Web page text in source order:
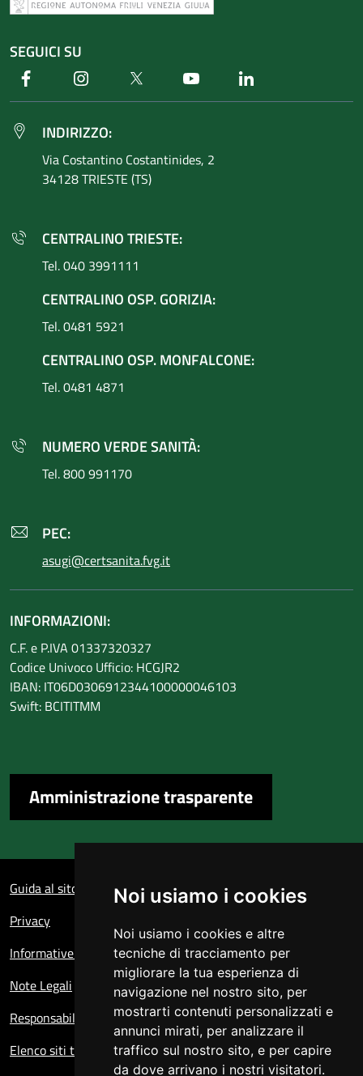
Noi usiamo i cookies
Noi usiamo i cookies e altre
tecniche di tracciamento per
migliorare la tua esperienza di
navigazione nel nostro sito, per
mostrarti contenuti personalizzati e
annunci mirati, per analizzare il
traffico sul nostro sito, e per capire
da dove arrivano i nostri visitatori.
SEGUICI SU
Facebook Instagram Twitter Youtube
INDIRIZZO:
Via Costantino Costantinides, 2
34128 TRIESTE (TS)
CENTRALINO TRIESTE:
Tel. 040 3991111
CENTRALINO OSP. GORIZIA:
Tel. 0481 5921
CENTRALINO OSP. MONFALCONE:
Tel. 0481 4871
NUMERO VERDE SANITÀ:
Tel. 800 991170
PEC:
asugi@certsanita.fvg.it
INFORMAZIONI:
C.F. e P.IVA 01337320327
Codice Univoco Ufficio: HCGJR2
IBAN: IT06D0306912344100000046103
Swift: BCITITMM
Amministrazione trasparente
Guida al sito
Privacy
Informative sul trattamento dei dati personali
Note Legali
Responsabile del sito
Elenco siti tematici